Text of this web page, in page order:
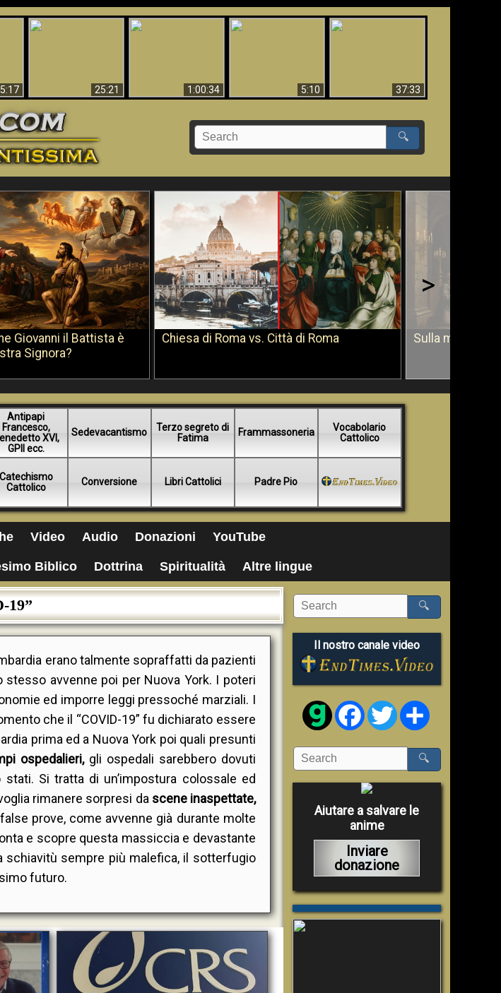
5:17
25:21
1:00:34
5:10
37:33
🔍
Giovanni il Battista è
Signora?
Chiesa di Roma vs. Città di Roma Sulla morte di
>
Antipapi
Francesco,
XVI,
GPII ecc.
Sedevacantismo
Terzo segreto di
Fatima
Frammassoneria
Vocabolario
Cattolico
Catechismo
Cattolico
Conversione Libri Cattolici Padre Pio
Video Audio Donazioni YouTube
Biblico Dottrina Spiritualità Altre lingue
19”
erano talmente sopraffatti da pazienti
stesso avvenne poi per Nuova York. I poteri
ed imporre leggi pressoché marziali. I
che il “COVID-19” fu dichiarato essere
prima ed a Nuova York poi quali presunti
ospedalieri, gli ospedali sarebbero dovuti
Si tratta di un’impostura colossale ed
rimanere sorpresi da scene inaspettate,
prove, come avvenne già durante molte
e scopre questa massiccia e devastante
schiavitù sempre più malefica, il sotterfugio
futuro.
🔍
Il nostro canale video
FacebookTwitter
🔍
Aiutare a salvare le
anime
Inviare
donazione